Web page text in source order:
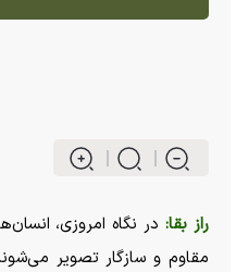
راز بقا:در نگاه امروزی،
مقاوم و سازگار تصویر